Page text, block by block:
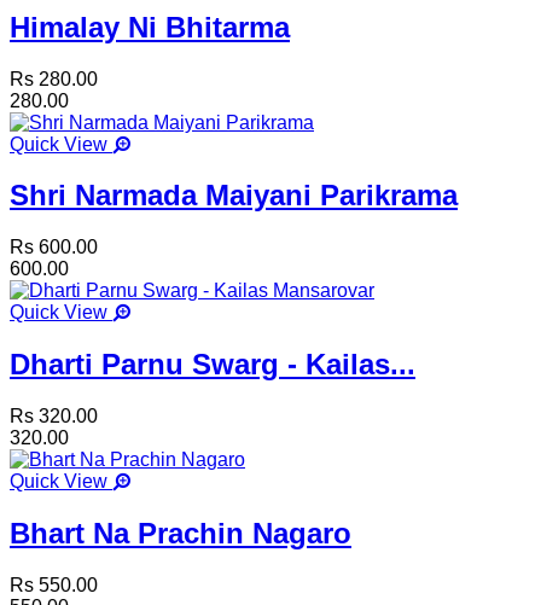
Himalay Ni Bhitarma
Rs 280.00
280.00
Quick View
Shri Narmada Maiyani Parikrama
Rs 600.00
600.00
Quick View
Dharti Parnu Swarg - Kailas...
Rs 320.00
320.00
Quick View
Bhart Na Prachin Nagaro
Rs 550.00